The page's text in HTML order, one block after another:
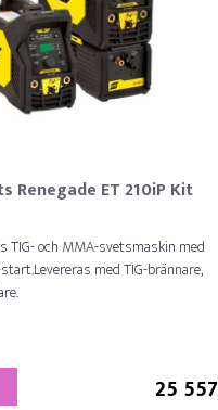
Renegade ET 210iP Kit
TIG- och MMA-svetsmaskin med
med TIG-brännare,
25 557